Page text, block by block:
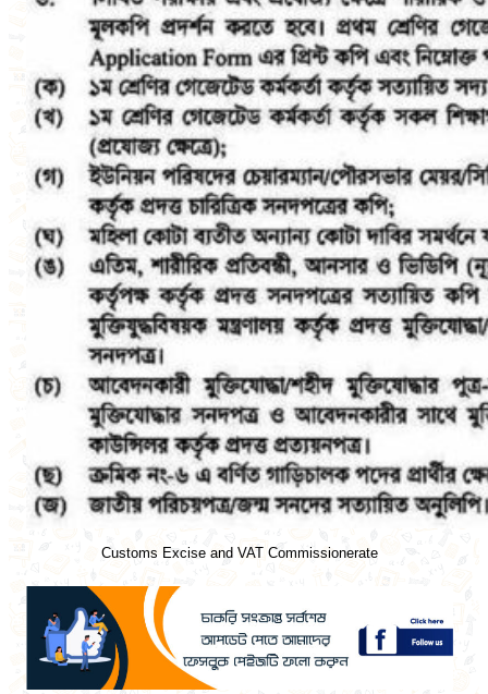
Customs Excise and VAT Commissionerate